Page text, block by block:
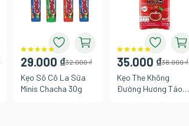
29.000 ₫32.000 ₫
Kẹo Sô Cô La Sữa
Minis Chacha 30g
35.000 ₫38.000 ₫
Kẹo The Không
Đường Hương Táo